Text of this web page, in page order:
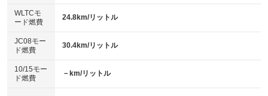
センターデフロック
：装備なし
電動格納ミラー
：装備あり
エアロ
：装備なし
：装備なし
パワーシート
ベンチシート
：装備なし
WLTCモ
ード燃費
24.8km/リットル
JC08モー
ド燃費
30.4km/リットル
10/15モー
ド燃費
－km/リットル